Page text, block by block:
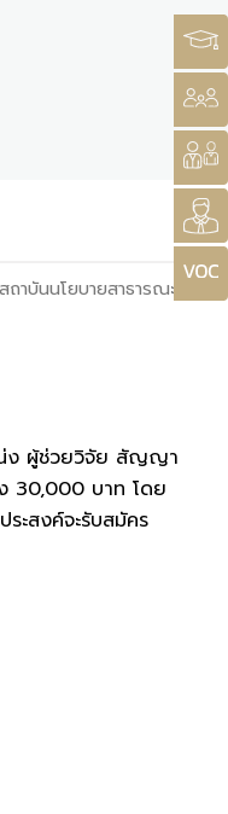
สถาบันนโยบายสาธารณะ
น่ง ผู้ช่วยวิจัย สัญญา
30,000 บาท โดย
ะสงค์จะรับสมัคร